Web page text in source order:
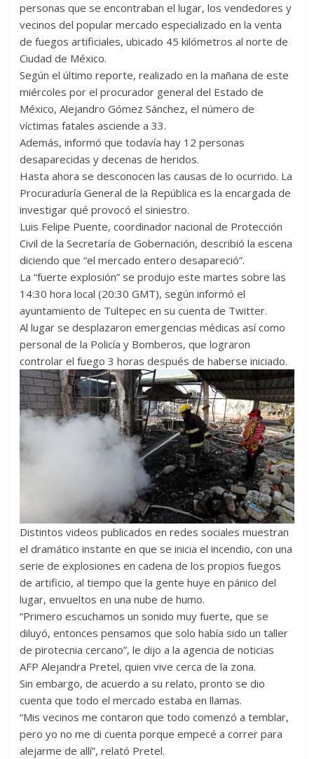
personas que se encontraban el lugar, los vendedores y
vecinos del popular mercado especializado en la venta
de fuegos artificiales, ubicado 45 kilómetros al norte de
Ciudad de México.
Según el último reporte, realizado en la mañana de este
miércoles por el procurador general del Estado de
México, Alejandro Gómez Sánchez, el número de
víctimas fatales asciende a 33.
Además, informó que todavía hay 12 personas
desaparecidas y decenas de heridos.
Hasta ahora se desconocen las causas de lo ocurrido. La
Procuraduría General de la República es la encargada de
investigar qué provocó el siniestro.
Luis Felipe Puente, coordinador nacional de Protección
Civil de la Secretaría de Gobernación, describió la escena
diciendo que “el mercado entero desapareció”.
La “fuerte explosión” se produjo este martes sobre las
14:30 hora local (20:30 GMT), según informó el
ayuntamiento de Tultepec en su cuenta de Twitter.
Al lugar se desplazaron emergencias médicas así como
personal de la Policía y Bomberos, que lograron
controlar el fuego 3 horas después de haberse iniciado.
Distintos videos publicados en redes sociales muestran
el dramático instante en que se inicia el incendio, con una
serie de explosiones en cadena de los propios fuegos
de artificio, al tiempo que la gente huye en pánico del
lugar, envueltos en una nube de humo.
“Primero escuchamos un sonido muy fuerte, que se
diluyó, entonces pensamos que solo había sido un taller
de pirotecnia cercano”, le dijo a la agencia de noticias
AFP Alejandra Pretel, quien vive cerca de la zona.
Sin embargo, de acuerdo a su relato, pronto se dio
cuenta que todo el mercado estaba en llamas.
“Mis vecinos me contaron que todo comenzó a temblar,
pero yo no me di cuenta porque empecé a correr para
alejarme de allí”, relató Pretel.